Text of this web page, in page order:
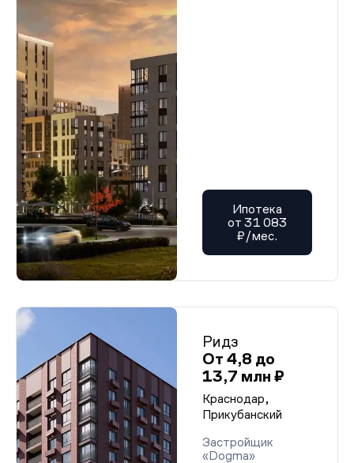
Ипотека
от 31 083
₽/мес.
Ридз
От 4,8 до
13,7 млн ₽
Краснодар,
Прикубанский
Застройщик
«Dogma»